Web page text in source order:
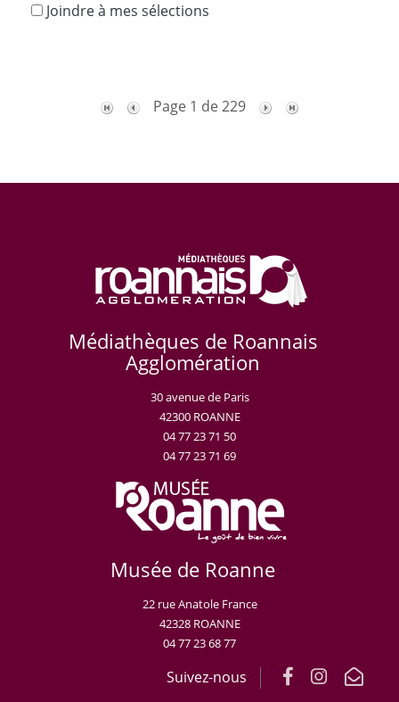
Joindre à mes sélections
Page 1 de 229
Médiathèques de Roannais
Agglomération
30 avenue de Paris
42300 ROANNE
04 77 23 71 50
04 77 23 71 69
Musée de Roanne
22 rue Anatole France
42328 ROANNE
04 77 23 68 77
Suivez-nous